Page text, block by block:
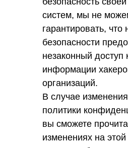
систем, мы не
гарантировать,
безопасности
незаконный доступ
информации
организаций.
В случае
политики
вы сможете
изменениях на